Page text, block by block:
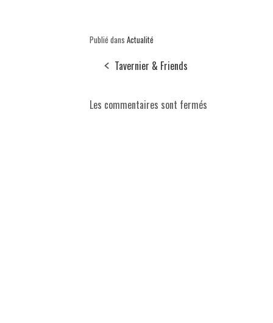
Publié dans Actualité
Tavernier & Friends
Les commentaires sont fermés